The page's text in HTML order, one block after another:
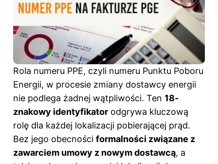
Rola numeru PPE, czyli numeru Punktu Poboru
Energii, w procesie zmiany dostawcy energii
nie podlega żadnej wątpliwości. Ten 18-
znakowy identyfikator odgrywa kluczową
rolę dla każdej lokalizacji pobierającej prąd.
Bez jego obecności formalności związane z
zawarciem umowy z nowym dostawcą, a